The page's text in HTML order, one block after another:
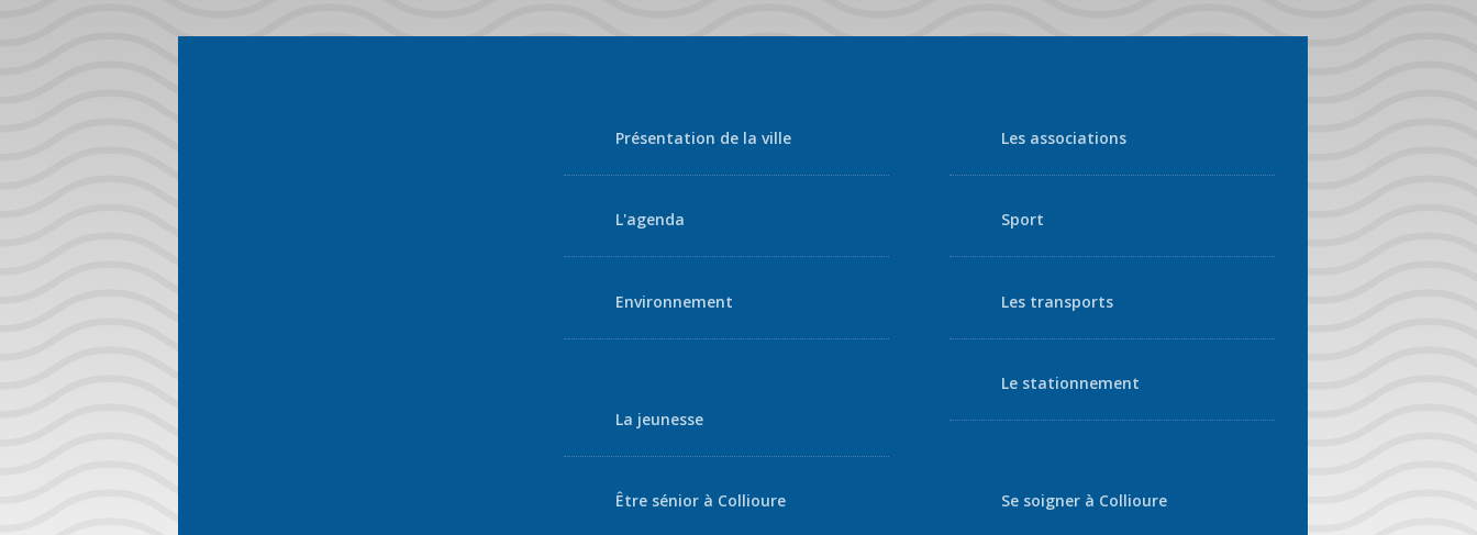
Présentation de la ville
L'agenda
Environnement
La jeunesse
Être sénior à Collioure
Les associations
Sport
Les transports
Le stationnement
Se soigner à Collioure